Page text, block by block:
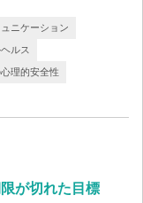
、こんな場面に
ュニケーション
ルス
理的安全性
いた同僚 職場に
がいます。どんな
が切れた目標